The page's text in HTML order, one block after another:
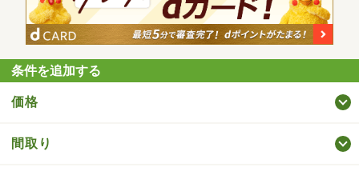
条件を追加する
価格
間取り